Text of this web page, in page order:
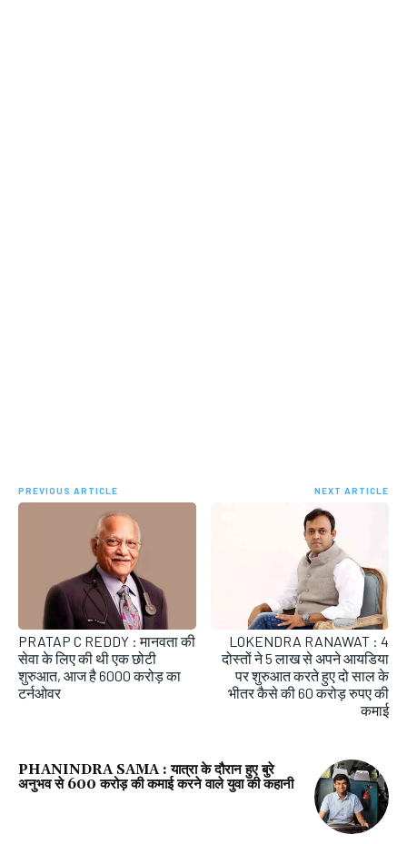
PREVIOUS ARTICLE
PRATAP C REDDY : मानवता की
सेवा के लिए की थी एक छोटी
शुरुआत, आज है 6000 करोड़ का
टर्नओवर
NEXT ARTICLE
LOKENDRA RANAWAT : 4
दोस्तों ने 5 लाख से अपने आयडिया
पर शुरुआत करते हुए दो साल के
भीतर कैसे की 60 करोड़ रुपए की
कमाई
PHANINDRA SAMA : यात्रा के दौरान हुए बुरे
अनुभव से 600 करोड़ की कमाई करने वाले युवा की कहानी